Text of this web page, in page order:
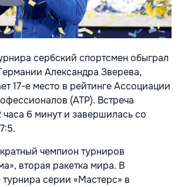
сербский спортсмен обыграл
Александра Зверева,
17-е место в рейтинге Ассоциации
(ATP). Встреча
6 минут и завершилась со
чемпион турниров
вторая ракетка мира. В
турнира серии «Мастерс» в